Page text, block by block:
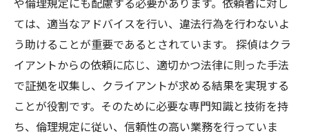
ては、適当なアドバイスを行い、違法行為を行わないよ
う助けることが重要であるとされています。 探偵はクラ
イアントからの依頼に応じ、適切かつ法律に則った手法
で証拠を収集し、クライアントが求める結果を実現する
ことが役割です。そのために必要な専門知識と技術を持
ち、倫理規定に従い、信頼性の高い業務を行っていま